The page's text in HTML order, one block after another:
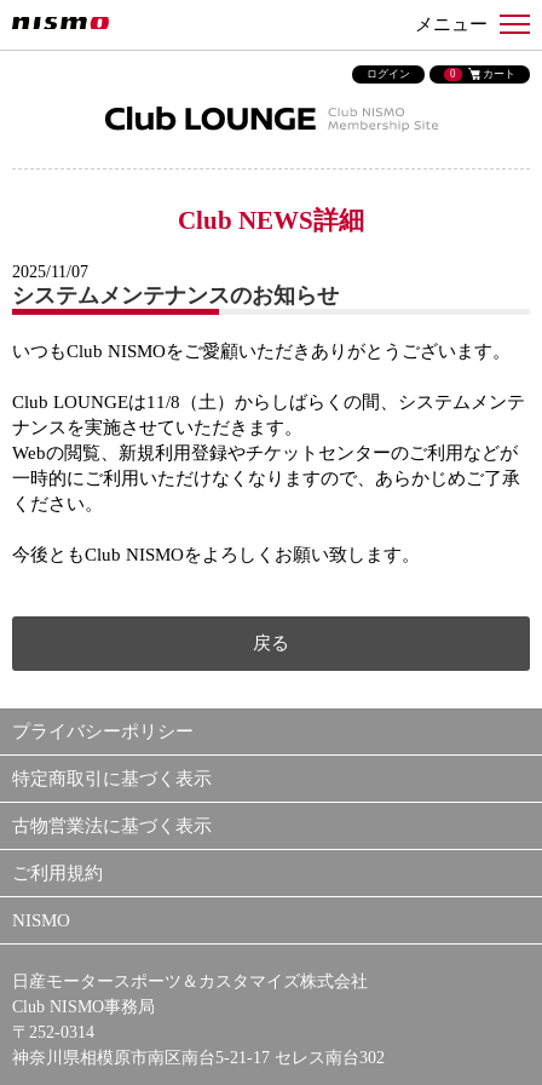
メニュー
ログイン 0 カート
Club NEWS詳細
2025/11/07
システムメンテナンスのお知らせ
いつもClub NISMOをご愛顧いただきありがとうございます。
Club LOUNGEは11/8（土）からしばらくの間、システムメンテ
ナンスを実施させていただきます。
Webの閲覧、新規利用登録やチケットセンターのご利用などが
一時的にご利用いただけなくなりますので、あらかじめご了承
ください。
今後ともClub NISMOをよろしくお願い致します。
戻る
プライバシーポリシー
特定商取引に基づく表示
古物営業法に基づく表示
ご利用規約
NISMO
日産モータースポーツ＆カスタマイズ株式会社
Club NISMO事務局
〒252-0314
神奈川県相模原市南区南台5-21-17 セレス南台302